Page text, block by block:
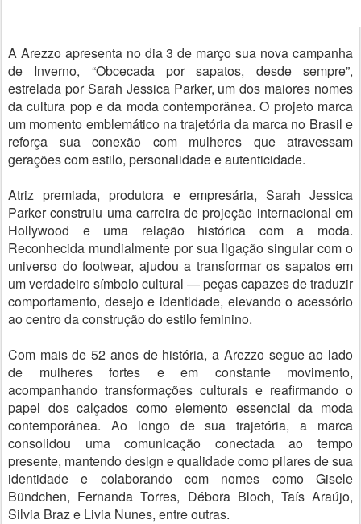
A Arezzo apresenta no dia 3 de março sua nova campanha
de Inverno, “Obcecada por sapatos, desde sempre”,
estrelada por Sarah Jessica Parker, um dos maiores nomes
da cultura pop e da moda contemporânea. O projeto marca
um momento emblemático na trajetória da marca no Brasil e
reforça sua conexão com mulheres que atravessam
gerações com estilo, personalidade e autenticidade.
Atriz premiada, produtora e empresária, Sarah Jessica
Parker construiu uma carreira de projeção internacional em
Hollywood e uma relação histórica com a moda.
Reconhecida mundialmente por sua ligação singular com o
universo do footwear, ajudou a transformar os sapatos em
um verdadeiro símbolo cultural — peças capazes de traduzir
comportamento, desejo e identidade, elevando o acessório
ao centro da construção do estilo feminino.
Com mais de 52 anos de história, a Arezzo segue ao lado
de mulheres fortes e em constante movimento,
acompanhando transformações culturais e reafirmando o
papel dos calçados como elemento essencial da moda
contemporânea. Ao longo de sua trajetória, a marca
consolidou uma comunicação conectada ao tempo
presente, mantendo design e qualidade como pilares de sua
identidade e colaborando com nomes como Gisele
Bündchen, Fernanda Torres, Débora Bloch, Taís Araújo,
Silvia Braz e Livia Nunes, entre outras.